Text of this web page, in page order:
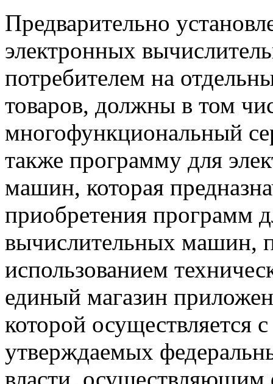
Предварительно
электронных
потребителем на
товаров, должны в том
многофункциональный
также программу для
машин, которая
приобретения программ
вычислительных машин,
использованием
единый магазин
которой осуществляется
утверждаемых